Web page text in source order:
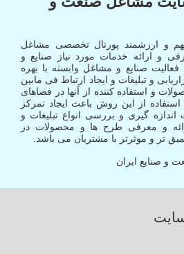
و ارزشمند پورتال تخصصی مشاغل
و ارائه خدمات مورد نیاز صنایع و
صنایع و مشاغل وابسته با بهره
و تبلیغات و ایجاد ارتباط فی مابین
و استفاده کننده از آنها در فضاهای
استفاده از این روش باعث ایجاد تمرکز
اندازه گیری و بررسی انواع تبلیغات و
و معرفی طرح ها و محصولات در
تر و موثرتر با مشتریان می باشد.
و صنایع ایران